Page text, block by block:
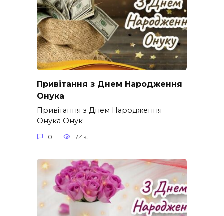
Привітання з Днем Народження
Онука
Привітання з Днем Народження
Онука Онук –
0 7.4к.